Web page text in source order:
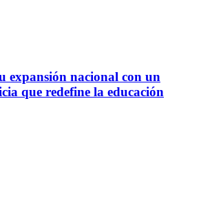
expansión nacional con un
que redefine la educación